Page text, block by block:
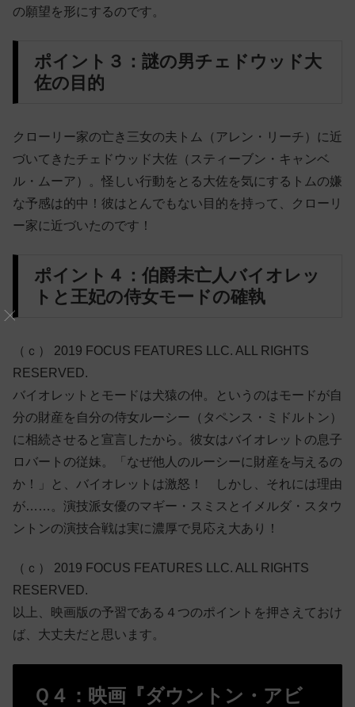
の願望を形にするのです。
ポイント３：謎の男チェドウッド大
佐の目的
クローリー家の亡き三女の夫トム（アレン・リーチ）に近
づいてきたチェドウッド大佐（スティーブン・キャンベ
ル・ムーア）。怪しい行動をとる大佐を気にするトムの嫌
な予感は的中！彼はとんでもない目的を持って、クローリ
ー家に近づいたのです！
ポイント４：伯爵未亡人バイオレッ
トと王妃の侍女モードの確執
（ｃ） 2019 FOCUS FEATURES LLC. ALL RIGHTS
RESERVED.
バイオレットとモードは犬猿の仲。というのはモードが自
分の財産を自分の侍女ルーシー（タペンス・ミドルトン）
に相続させると宣言したから。彼女はバイオレットの息子
ロバートの従妹。「なぜ他人のルーシーに財産を与えるの
か！」と、バイオレットは激怒！ しかし、それには理由
が……。演技派女優のマギー・スミスとイメルダ・スタウ
ントンの演技合戦は実に濃厚で見応え大あり！
（ｃ） 2019 FOCUS FEATURES LLC. ALL RIGHTS
RESERVED.
以上、映画版の予習である４つのポイントを押さえておけ
ば、大丈夫だと思います。
Ｑ４：映画『ダウントン・アビ